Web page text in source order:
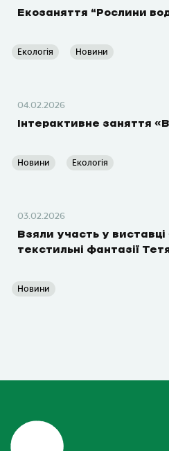
Екозаняття “Рослини
Екологія Новини
04.02.2026
Інтерактивне заняття
Новини Екологія
03.02.2026
Взяли участь у виставці
текстильні фантазії
Новини